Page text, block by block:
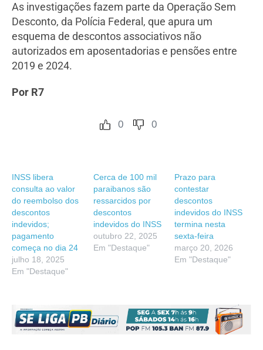
As investigações fazem parte da Operação Sem
Desconto, da Polícia Federal, que apura um
esquema de descontos associativos não
autorizados em aposentadorias e pensões entre
2019 e 2024.
Por R7
0 0
INSS libera
consulta ao valor
do reembolso dos
descontos
indevidos;
pagamento
começa no dia 24
julho 18, 2025
Em "Destaque"
Cerca de 100 mil
paraibanos são
ressarcidos por
descontos
indevidos do INSS
outubro 22, 2025
Em "Destaque"
Prazo para
contestar
descontos
indevidos do INSS
termina nesta
sexta-feira
março 20, 2026
Em "Destaque"